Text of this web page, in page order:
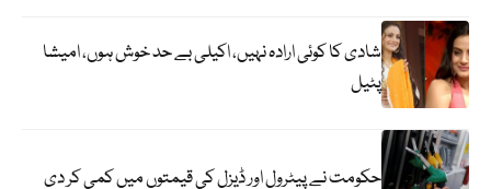
شادی کا کوئی ارادہ نہیں، اکیلی بے حد خوش ہوں، امیشا
پٹیل
حکومت نے پیٹرول اور ڈیزل کی قیمتوں میں کمی کر دی